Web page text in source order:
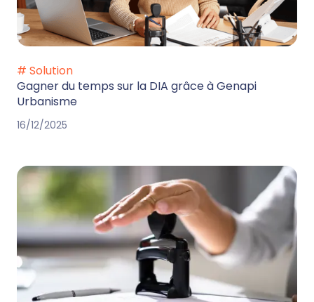
# Solution
Gagner du temps sur la DIA grâce à Genapi
Urbanisme
16/12/2025